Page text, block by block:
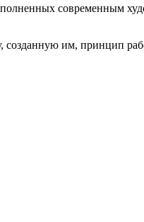
современным
им, принцип